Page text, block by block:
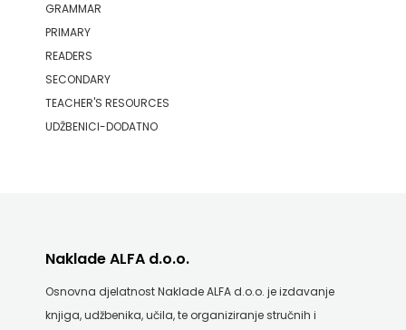
STEP
STILUS
ŠARENI
media
GRAMMAR
PRIMARY
READERS
SECONDARY
TEACHER'S RESOURCES
UDŽBENICI-DODATNO
Naklade ALFA d.o.o.
Osnovna djelatnost Naklade ALFA d.o.o. je izdavanje
knjiga, udžbenika, učila, te organiziranje stručnih i